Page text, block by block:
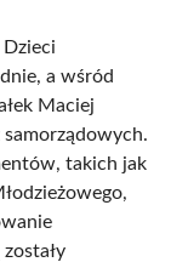
a wśród
Maciej
takich jak